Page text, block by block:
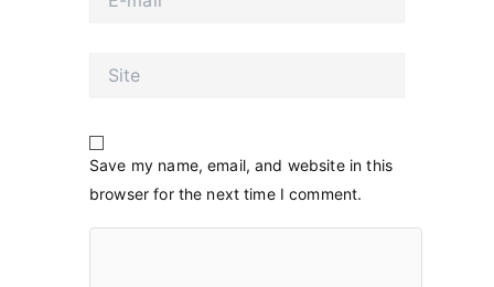
mail
Save my name, email, and website in this
browser for the next time I comment.